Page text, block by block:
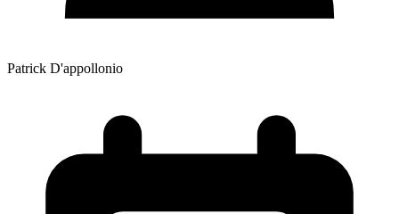
Patrick D'appollonio